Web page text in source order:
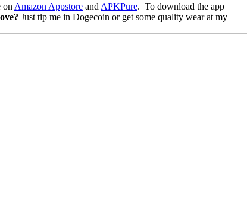
on Amazon Appstore and APKPure. To download the app
Just tip me in Dogecoin or get some quality wear at my